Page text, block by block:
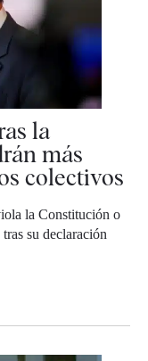
la
más
colectivos
la Constitución o
su declaración